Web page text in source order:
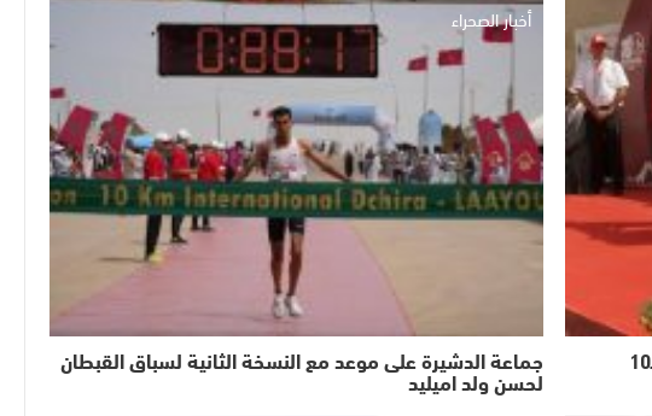
الدشيرة تحتضن النسخة الثانية من السباق الدولي لـ10
أخبار الصحراء
جماعة الدشيرة على موعد مع النسخة الثانية لسباق القبطان
لحسن ولد اميليد